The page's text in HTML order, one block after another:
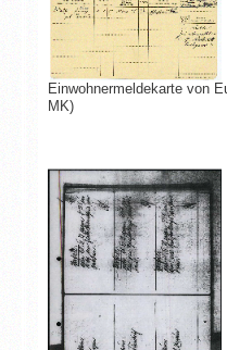
Einwohnermeldekarte von
MK)